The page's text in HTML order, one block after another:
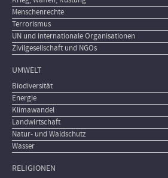
Menschenrechte
Terrorismus
UN und internationale Organisationen
Zivilgesellschaft und NGOs
UMWELT
Biodiversität
Energie
Klimawandel
Landwirtschaft
Natur- und Waldschutz
Wasser
RELIGIONEN